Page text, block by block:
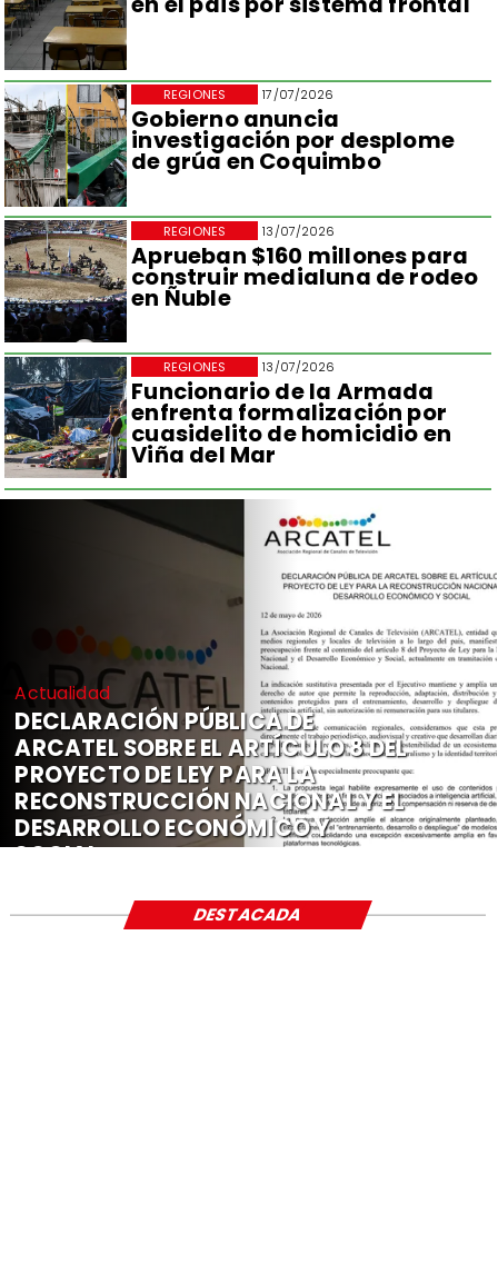
17/07/2026
Gobierno anuncia
investigación por desplome
de grúa en Coquimbo
REGIONES
13/07/2026
Aprueban $160 millones para
construir medialuna de rodeo
en Ñuble
REGIONES
13/07/2026
Funcionario de la Armada
enfrenta formalización por
cuasidelito de homicidio en
Viña del Mar
REGIONES
Actualidad
DECLARACIÓN PÚBLICA DE
ARCATEL SOBRE EL ARTÍCULO 8 DEL
PROYECTO DE LEY PARA LA
RECONSTRUCCIÓN NACIONAL Y EL
DESARROLLO ECONÓMICO Y
SOCIAL
DESTACADA